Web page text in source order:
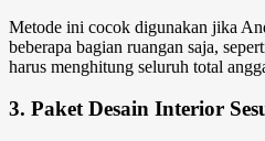
Metode ini cocok digunakan jika
beberapa bagian ruangan saja,
harus menghitung seluruh total
3. Paket Desain Interior